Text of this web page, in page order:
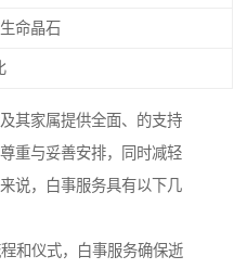
命晶石
其家属提供全面、的支持
重与妥善安排，同时减轻
说，白事服务具有以下几
和仪式，白事服务确保逝